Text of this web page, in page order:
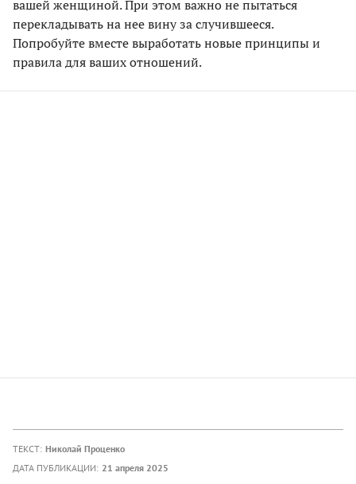
вашей женщиной. При этом важно не пытаться
перекладывать на нее вину за случившееся.
Попробуйте вместе выработать новые принципы и
правила для ваших отношений.
ТЕКСТ: Николай Проценко
ДАТА ПУБЛИКАЦИИ: 21 апреля 2025